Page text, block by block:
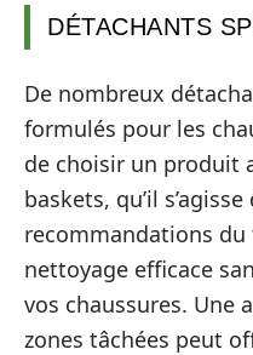
DÉTACHANTS
De nombreux
formulés pour les
de choisir un produit
baskets, qu’il
recommandations
nettoyage efficace
vos chaussures. Une
zones tâchées peut